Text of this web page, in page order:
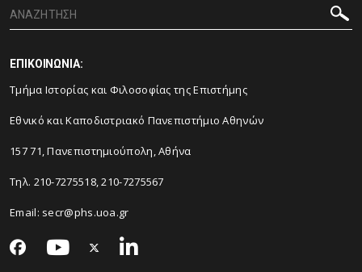
ΕΠΙΚΟΙΝΩΝΙΑ:
Τμήμα Ιστορίας και Φιλοσοφίας της Επιστήμης
Εθνικό και Καποδιστριακό Πανεπιστήμιο Αθηνών
157 71, Πανεπιστημιούπολη, Αθήνα
Τηλ. 210-7275518, 210-7275567
Email: secr@phs.uoa.gr